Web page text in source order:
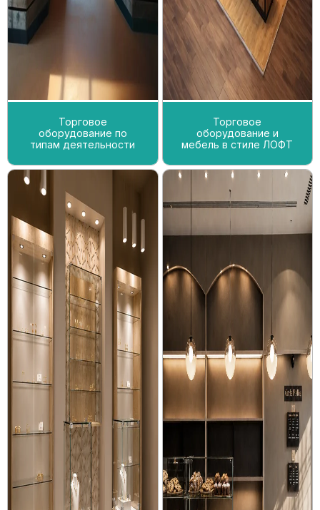
Торговое
оборудование по
типам деятельности
Торговое
оборудование и
мебель в стиле ЛОФТ